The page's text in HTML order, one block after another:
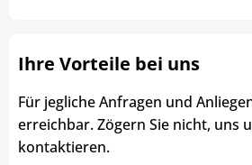
Ihre Vorteile bei uns
Für jegliche Anfragen und
erreichbar. Zögern Sie nicht, uns
kontaktieren.